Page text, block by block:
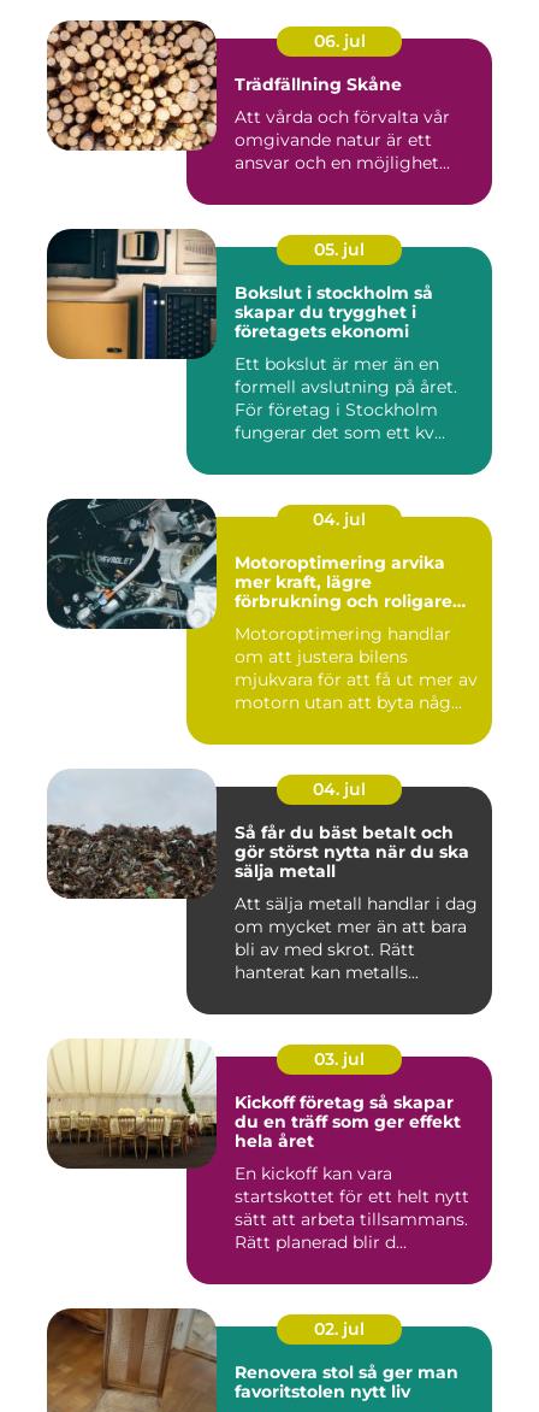
06. jul
Trädfällning Skåne
Att vårda och förvalta vår
omgivande natur är ett
ansvar och en möjlighet...
05. jul
Bokslut i stockholm så
skapar du trygghet i
företagets ekonomi
Ett bokslut är mer än en
formell avslutning på året.
För företag i Stockholm
fungerar det som ett kv...
04. jul
Motoroptimering arvika
mer kraft, lägre
förbrukning och roligare
Motoroptimering handlar
om att justera bilens
mjukvara för att få ut mer av
motorn utan att byta någ...
04. jul
Så får du bäst betalt och
gör störst nytta när du ska
sälja metall
Att sälja metall handlar i dag
om mycket mer än att bara
bli av med skrot. Rätt
hanterat kan metalls...
03. jul
Kickoff företag så skapar
du en träff som ger effekt
hela året
En kickoff kan vara
startskottet för ett helt nytt
sätt att arbeta tillsammans.
Rätt planerad blir d...
02. jul
Renovera stol så ger man
favoritstolen nytt liv